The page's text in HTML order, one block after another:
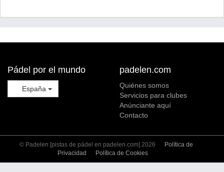
Pádel por el mundo
España
padelen.com
Quiénes somos
Servicios para clubes
Anúnciante aquí
Contacto
© Padelen [pistas de pádel en padelen.com] 2026
Política de
Privacidad
Política de Cookies